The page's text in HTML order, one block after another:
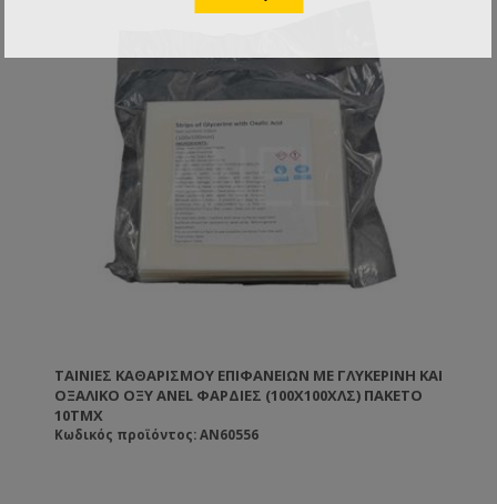
ΤΑΙΝΊΕΣ ΚΑΘΑΡΙΣΜΟΎ ΕΠΙΦΑΝΕΊΩΝ ΜΕ ΓΛΥΚΕΡΊΝΗ ΚΑΙ
ΟΞΑΛΙΚΌ ΟΞΎ ANEL ΦΑΡΔΙΈΣ (100X100ΧΛΣ) ΠΑΚΈΤΟ
10ΤΜΧ
Κωδικός προϊόντος: AN60556